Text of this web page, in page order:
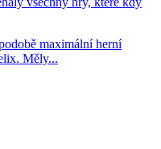
maximální herní
Měly...